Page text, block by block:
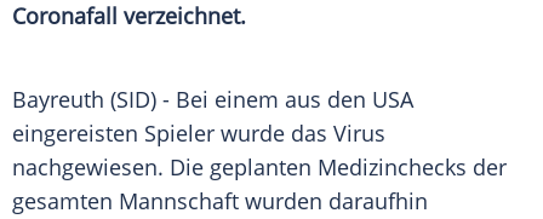
Coronafall verzeichnet.
Bayreuth (SID) - Bei einem aus den USA
eingereisten Spieler wurde das Virus
nachgewiesen. Die geplanten Medizinchecks der
gesamten Mannschaft wurden daraufhin